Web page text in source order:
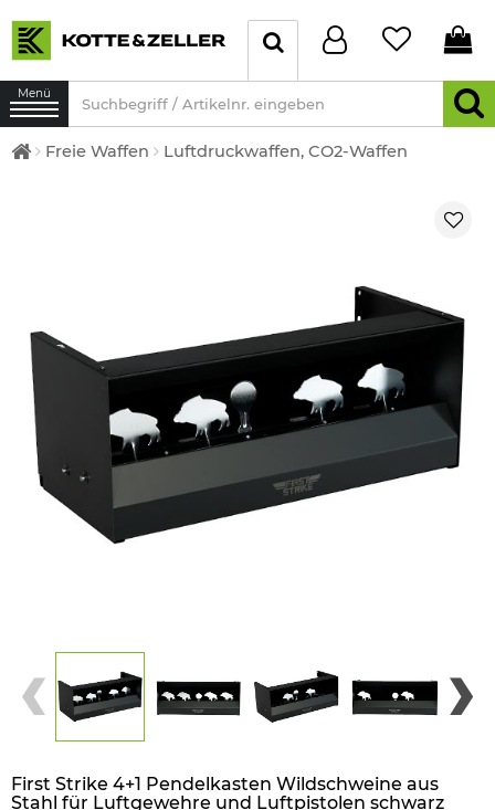
Menü
Freie Waffen Luftdruckwaffen, CO2-Waffen
First Strike 4+1 Pendelkasten Wildschweine aus
Stahl für Luftgewehre und Luftpistolen schwarz